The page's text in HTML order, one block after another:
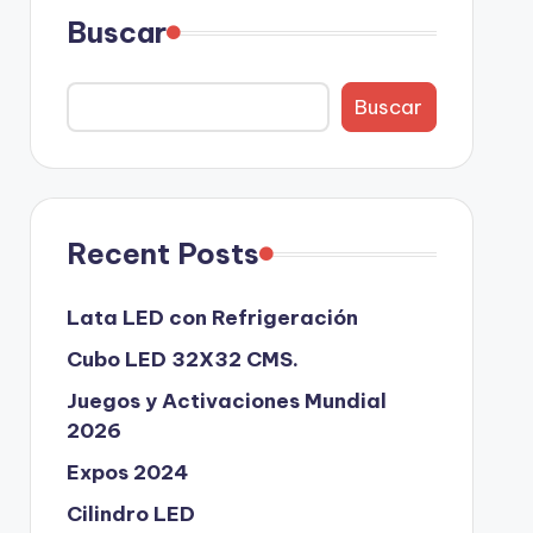
Buscar
Buscar
Recent Posts
Lata LED con Refrigeración
Cubo LED 32X32 CMS.
Juegos y Activaciones Mundial
2026
Expos 2024
Cilindro LED